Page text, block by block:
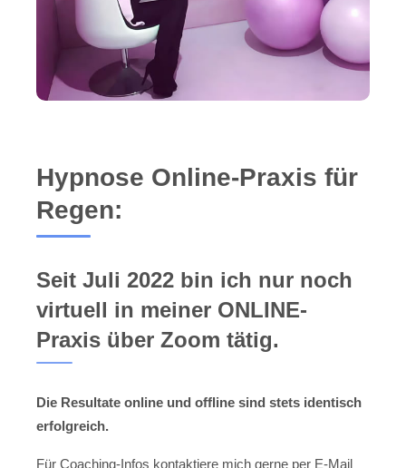
Hypnose Online-Praxis für
Regen:
Seit Juli 2022 bin ich nur noch
virtuell in meiner ONLINE-
Praxis über Zoom tätig.
Die Resultate online und offline sind stets identisch
erfolgreich.
Für Coaching-Infos kontaktiere mich gerne per E-Mail